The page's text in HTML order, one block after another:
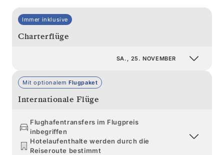
Immer inklusive
Charterflüge
SA., 25. NOVEMBER
Mit optionalem Flugpaket
Internationale Flüge
Flughafentransfers im Flugpreis
inbegriffen
Hotelaufenthalte werden durch die
Reiseroute bestimmt